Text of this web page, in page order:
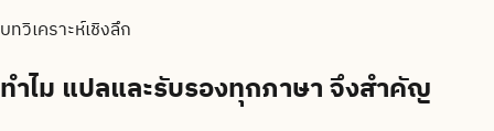
บทวิเคราะห์เชิงลึก
ทำไม แปลและรับรองทุกภาษาจึงสำคัญ